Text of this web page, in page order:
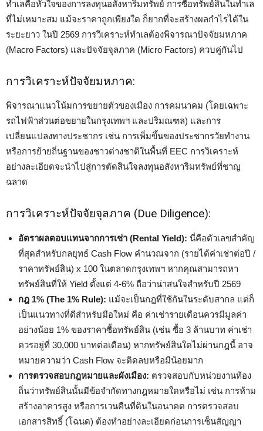
ทำเลคือหัวใจของการลงทุนอสังหาริมทรัพย์ การซื้อทรัพย์สินในทำเล
ที่ไม่เหมาะสม แม้จะราคาถูกเพียงใด ก็ยากที่จะสร้างผลกำไรได้ใน
ระยะยาว ในปี 2569 การวิเคราะห์ทำเลต้องพิจารณาปัจจัยมหภาค
(Macro Factors) และปัจจัยจุลภาค (Micro Factors) ควบคู่กันไป
การวิเคราะห์ปัจจัยมหภาค:
พิจารณาแนวโน้มการขยายตัวของเมือง การคมนาคม (โดยเฉพาะ
รถไฟฟ้าส่วนต่อขยายในกรุงเทพฯ และปริมณฑล) และการ
เปลี่ยนแปลงทางประชากร เช่น การเพิ่มขึ้นของประชากรวัยทำงาน
หรือการย้ายถิ่นฐานของชาวต่างชาติในพื้นที่ EEC การวิเคราะห์
อย่างละเอียดจะนำไปสู่การตัดสินใจลงทุนอสังหาริมทรัพย์ที่ชาญ
ฉลาด
การวิเคราะห์ปัจจัยจุลภาค (Due Diligence):
อัตราผลตอบแทนจากการเช่า (Rental Yield): นี่คือตัวเลขสำคัญ
ที่สุดสำหรับกลยุทธ์ Cash Flow คำนวณจาก (รายได้ค่าเช่าต่อปี /
ราคาทรัพย์สิน) x 100 ในตลาดกรุงเทพฯ หากคุณสามารถหา
ทรัพย์สินที่ให้ Yield ตั้งแต่ 4-6% ถือว่าน่าสนใจสำหรับปี 2569
กฎ 1% (The 1% Rule): แม้จะเป็นกฎที่ใช้กันในระดับสากล แต่ก็
เป็นแนวทางที่ดีสำหรับมือใหม่ คือ ค่าเช่ารายเดือนควรมีมูลค่า
อย่างน้อย 1% ของราคาซื้อทรัพย์สิน (เช่น ซื้อ 3 ล้านบาท ค่าเช่า
ควรอยู่ที่ 30,000 บาทต่อเดือน) หากทรัพย์สินใดไม่ผ่านกฎนี้ อาจ
หมายความว่า Cash Flow จะติดลบหรือมีน้อยมาก
การตรวจสอบกฎหมายและผังเมือง: ตรวจสอบกับหน่วยงานท้อง
ถิ่นว่าทรัพย์สินนั้นมีข้อจำกัดทางกฎหมายใดหรือไม่ เช่น การห้าม
สร้างอาคารสูง หรือการเวนคืนที่ดินในอนาคต การตรวจสอบ
เอกสารสิทธิ์ (โฉนด) ต้องทำอย่างละเอียดก่อนการเซ็นสัญญา